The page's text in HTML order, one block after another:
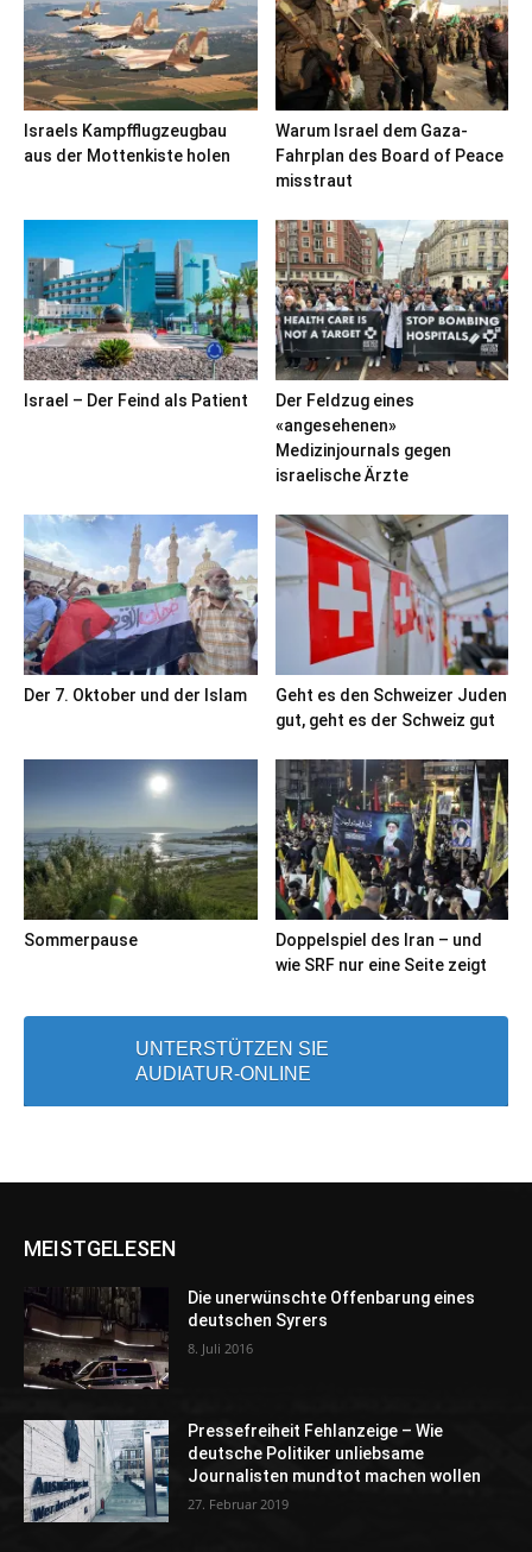
Israels Kampfflugzeugbau
aus der Mottenkiste holen
Warum Israel dem Gaza-
Fahrplan des Board of Peace
misstraut
Israel – Der Feind als Patient
Der Feldzug eines
«angesehenen»
Medizinjournals gegen
israelische Ärzte
Der 7. Oktober und der Islam
Geht es den Schweizer Juden
gut, geht es der Schweiz gut
Sommerpause
Doppelspiel des Iran – und
wie SRF nur eine Seite zeigt
UNTERSTÜTZEN SIE
AUDIATUR-ONLINE
MEISTGELESEN
Die unerwünschte Offenbarung eines
deutschen Syrers
8. Juli 2016
Pressefreiheit Fehlanzeige – Wie
deutsche Politiker unliebsame
Journalisten mundtot machen wollen
27. Februar 2019